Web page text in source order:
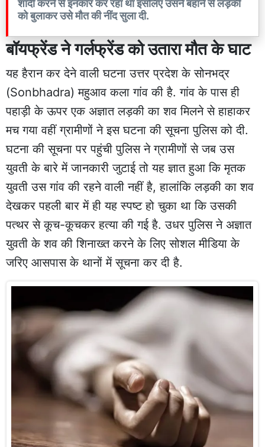
शादी करने से इनकार कर रहा था इसलिए उसने बहाने से लड़की
को बुलाकर उसे मौत की नींद सुला दी.
बॉयफ्रेंड ने गर्लफ्रेंड को उतारा मौत के घाट
यह हैरान कर देने वाली घटना उत्तर प्रदेश के सोनभद्र
(Sonbhadra) महुआव कला गांव की है. गांव के पास ही
पहाड़ी के ऊपर एक अज्ञात लड़की का शव मिलने से हाहाकर
मच गया वहीं ग्रामीणों ने इस घटना की सूचना पुलिस को दी.
घटना की सूचना पर पहुंची पुलिस ने ग्रामीणों से जब उस
युवती के बारे में जानकारी जुटाई तो यह ज्ञात हुआ कि मृतक
युवती उस गांव की रहने वाली नहीं है, हालांकि लड़की का शव
देखकर पहली बार में ही यह स्पष्ट हो चुका था कि उसकी
पत्थर से कूच-कूचकर हत्या की गई है. उधर पुलिस ने अज्ञात
युवती के शव की शिनाख्त करने के लिए सोशल मीडिया के
जरिए आसपास के थानों में सूचना कर दी है.